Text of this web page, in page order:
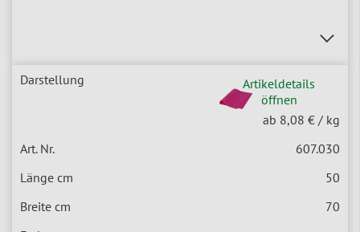
Artikeldetails
öffnen
ab 8,08 € / kg
607.030
50
70